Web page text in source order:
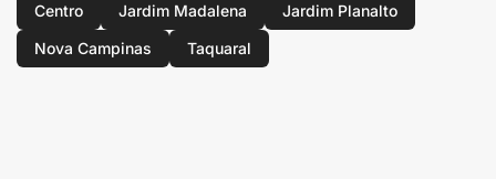
Centro Jardim Madalena
Jardim Planalto
Nova Campinas
Taquaral